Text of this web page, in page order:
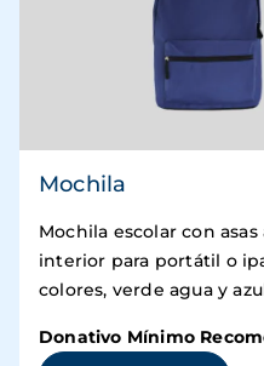
Mochila
Mochila escolar con
interior para portátil o
colores, verde agua y
Donativo Mínimo